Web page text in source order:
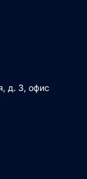
д. 3, офис